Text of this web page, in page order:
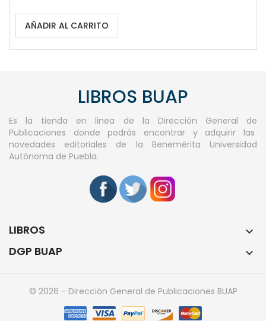
AÑADIR AL CARRITO
LIBROS BUAP
Es la tienda en linea de la Dirección General de
Publicaciones donde podrás encontrar y adquirir las
novedades editoriales de la Benemérita Universidad
Autónoma de Puebla.
LIBROS 
DGP BUAP 
© 2026 - Dirección General de Publicaciones BUAP